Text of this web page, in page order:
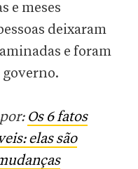
e meses
deixaram
e foram
governo.
Os 6 fatos
elas são